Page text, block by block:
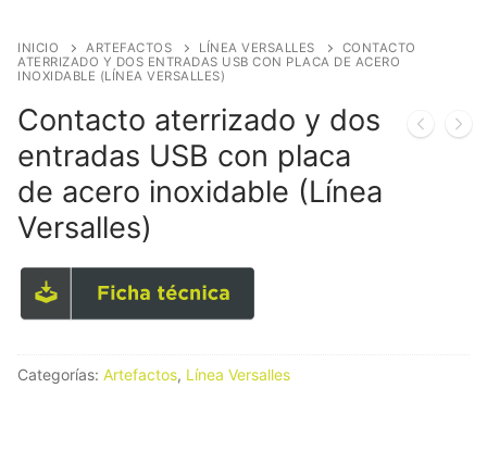
INICIO ARTEFACTOS LÍNEA VERSALLES
CONTACTO
ATERRIZADO Y DOS ENTRADAS USB CON PLACA DE ACERO
INOXIDABLE (LÍNEA VERSALLES)
Contacto aterrizado y dos
entradas USB con placa
de acero inoxidable (Línea
Versalles)
Categorías: Artefactos, Línea Versalles